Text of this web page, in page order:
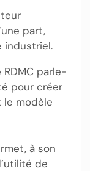
part,
industriel.
RDMC parle-
pour créer
modèle
à son
de